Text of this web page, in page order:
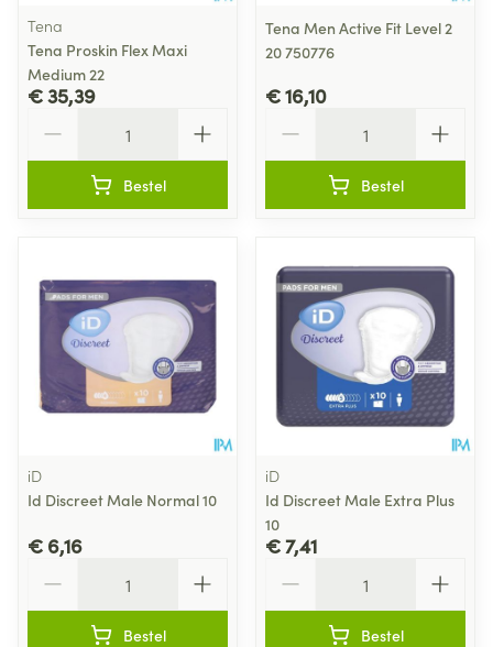
Tena
Tena Proskin Flex Maxi
Medium 22
€ 35,39
Bestel
Tena Men Active Fit Level 2
20 750776
€ 16,10
Bestel
iD
Id Discreet Male Normal 10
€ 6,16
Bestel
iD
Id Discreet Male Extra Plus
10
€ 7,41
Bestel